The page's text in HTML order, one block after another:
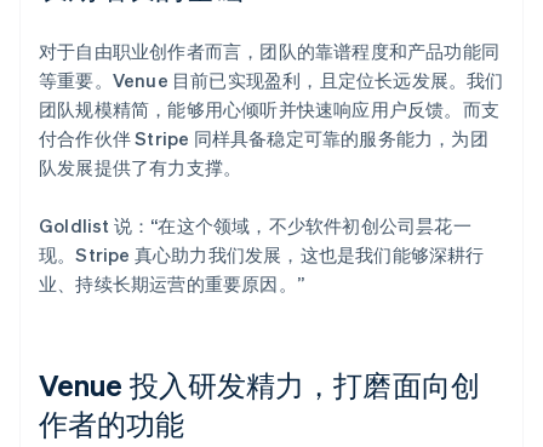
对于自由职业创作者而言，团队的靠谱程度和产品功能同
等重要。Venue 目前已实现盈利，且定位长远发展。我们
团队规模精简，能够用心倾听并快速响应用户反馈。而支
付合作伙伴 Stripe 同样具备稳定可靠的服务能力，为团
队发展提供了有力支撑。
Goldlist 说：“在这个领域，不少软件初创公司昙花一
现。Stripe 真心助力我们发展，这也是我们能够深耕行
业、持续长期运营的重要原因。”
Venue 投入研发精力，打磨面向创
作者的功能